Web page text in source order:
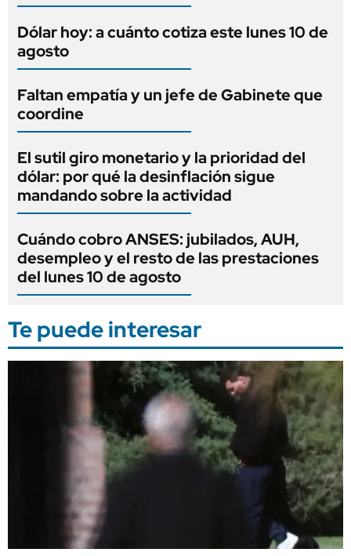
Dólar hoy: a cuánto cotiza este lunes 10 de
agosto
Faltan empatía y un jefe de Gabinete que
coordine
El sutil giro monetario y la prioridad del
dólar: por qué la desinflación sigue
mandando sobre la actividad
Cuándo cobro ANSES: jubilados, AUH,
desempleo y el resto de las prestaciones
del lunes 10 de agosto
Te puede interesar